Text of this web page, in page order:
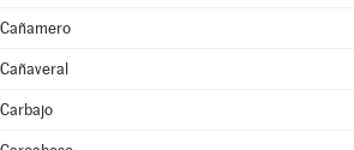
Cañamero
Cañaveral
Carbajo